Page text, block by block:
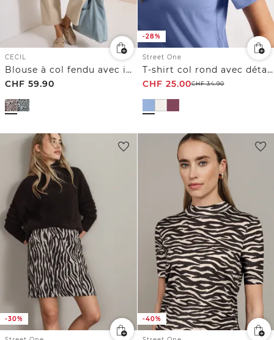
CECIL
Blouse à col fendu avec imprimé zèbre
CHF 59.90
-28%
Street One
T-shirt col rond avec détail cœur
CHF 25.00CHF34.90
-30% -40%